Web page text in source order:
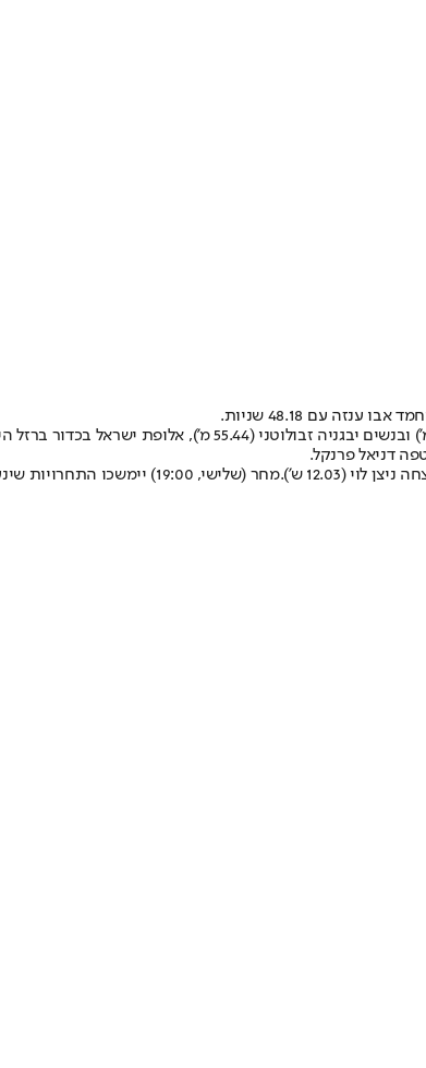
מחר (שלישי, 19:00) יימשכו התחרויות שינעלו את האליפות.